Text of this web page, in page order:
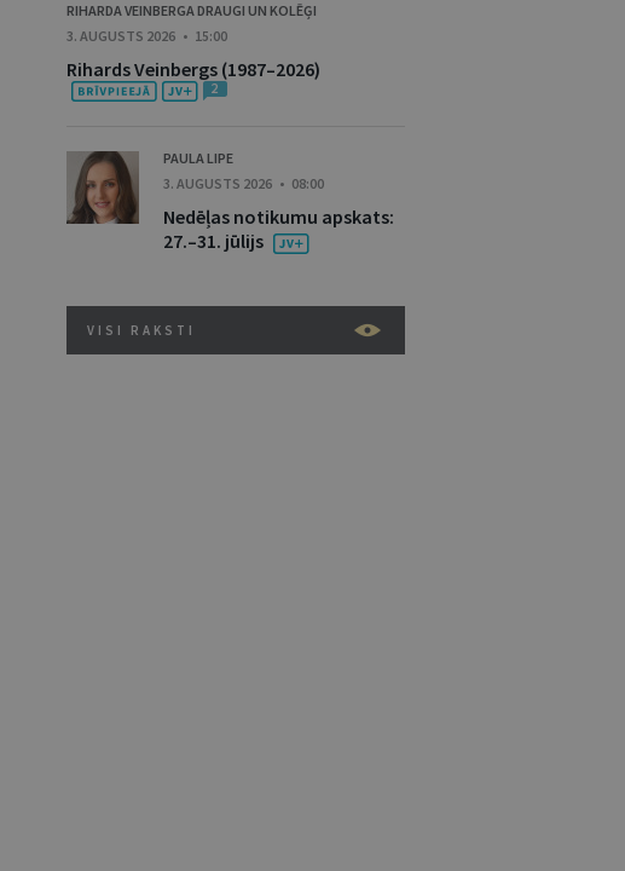
RIHARDA VEINBERGA DRAUGI UN KOLĒĢI
3. AUGUSTS 2026 • 15:00
Rihards Veinbergs (1987–2026)
2
PAULA LIPE
3. AUGUSTS 2026 • 08:00
Nedēļas notikumu apskats:
27.–31. jūlijs
VISI RAKSTI